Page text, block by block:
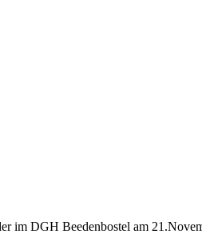
im DGH Beedenbostel am